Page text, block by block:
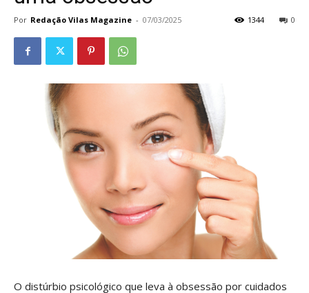
Por Redação Vilas Magazine - 07/03/2025 0
1344
O distúrbio psicológico que leva à obsessão por cuidados